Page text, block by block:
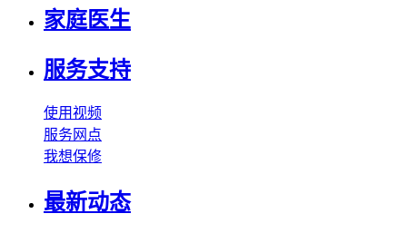
家庭医生
服务支持
使用视频
服务网点
我想保修
最新动态